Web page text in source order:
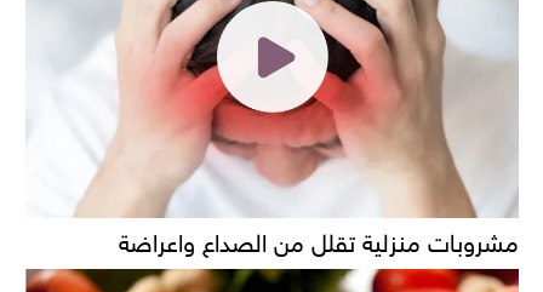
مشروبات منزلية تقلل من الصداع واعراضة